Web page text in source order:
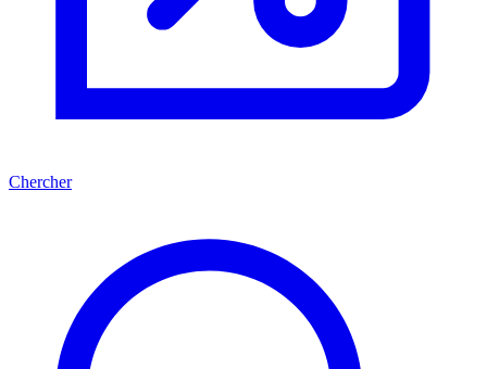
Chercher